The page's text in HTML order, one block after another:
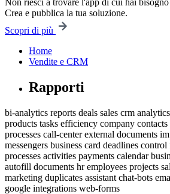
Non riesci a trovare l'app di cui hai
Crea e pubblica la tua soluzione.
Scopri di più
Home
Vendite e CRM
Rapporti
bi-analytics reports deals sales crm analytics
products tasks efficiency company contacts
processes call-center external documents
messengers business card deadlines control
processes activities payments calendar
autofill documents hr employees projects
marketing duplicates assistant chat-bots
google integrations web-forms